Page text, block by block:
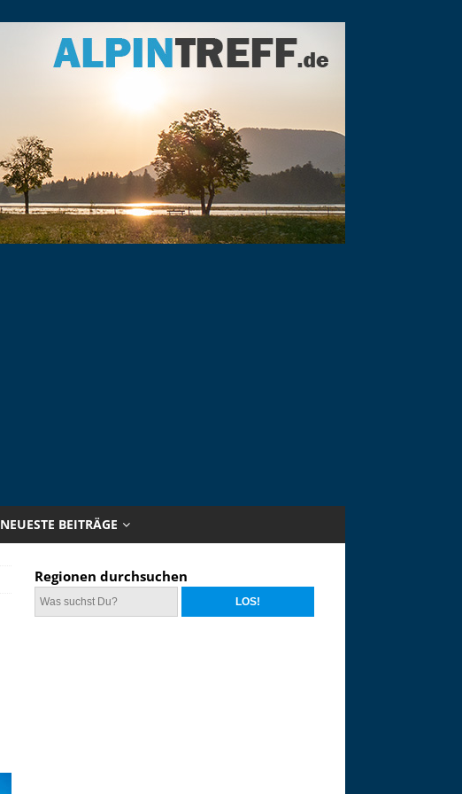
NEUESTE BEITRÄGE
Regionen durchsuchen